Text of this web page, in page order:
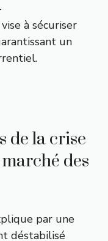
à sécuriser
un
de la crise
des
par une
déstabilisé